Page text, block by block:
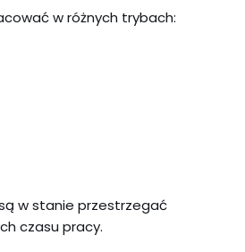
w różnych trybach:
w stanie przestrzegać
czasu pracy.